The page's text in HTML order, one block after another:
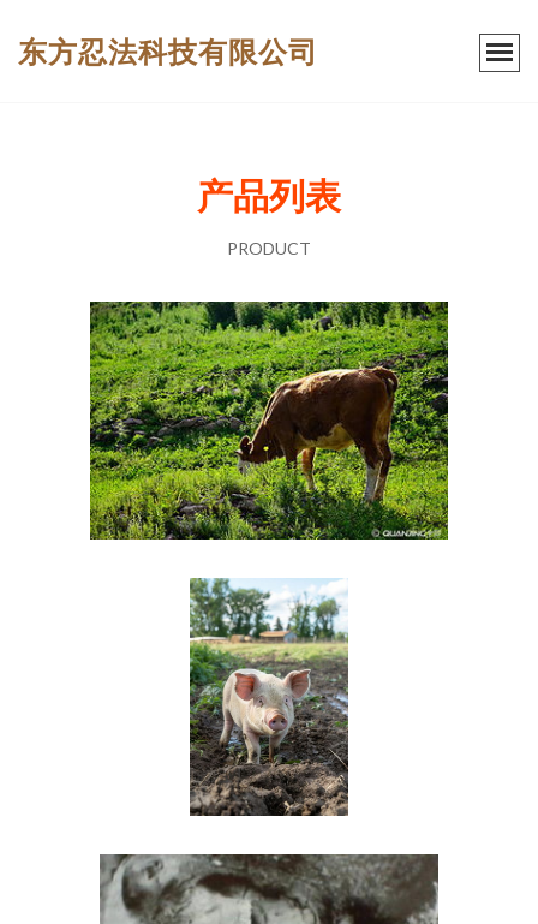
东方忍法科技有限公司
产品列表
PRODUCT